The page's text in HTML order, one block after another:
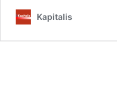
Kapitalis